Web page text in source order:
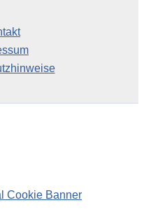
Cookie Banner